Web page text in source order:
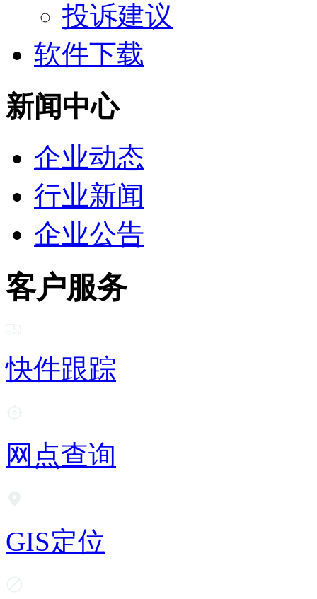
投诉建议
软件下载
新闻中心
企业动态
行业新闻
企业公告
客户服务
快件跟踪
网点查询
GIS定位